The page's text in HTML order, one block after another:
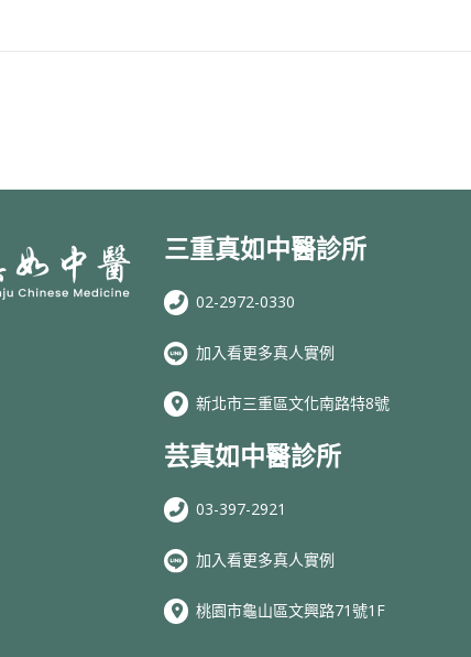
三重真如中醫診所
02-2972-0330
加入看更多真人實例
新北市三重區文化南路特8號
芸真如中醫診所
03-397-2921
加入看更多真人實例
桃園市龜山區文興路71號1F